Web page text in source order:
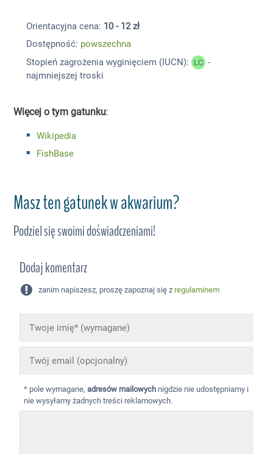
Orientacyjna cena: 10 - 12 zł
Dostępność: powszechna
Stopień zagrożenia wyginięciem (IUCN):
LC -
najmniejszej troski
Więcej o tym gatunku:
Wikipedia
FishBase
Masz ten gatunek w akwarium?
Podziel się swoimi doświadczeniami!
Dodaj komentarz
zanim napiszesz, proszę zapoznaj się z regulaminem
* pole wymagane,adresów mailowych nigdzie nie udostępniamy i
nie wysyłamy żadnych treści reklamowych.